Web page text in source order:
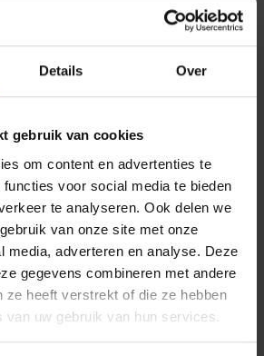
Details Over
gebruik van cookies
om content en advertenties te
voor social media te bieden
te analyseren. Ook delen we
van onze site met onze
media, adverteren en analyse. Deze
gegevens combineren met andere
ze heeft verstrekt of die ze hebben
van uw gebruik van hun services.
| powerCON 32A paneelmontage 2
7-14 werkdagen
Login voor prijzen
van schets naar uitvoering